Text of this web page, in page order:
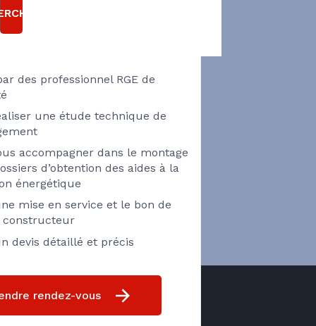
?
des professionnel RGE de
une étude technique de
accompagner dans le montage
d’obtention des aides à la
énergétique
mise en service et le bon de
constructeur
devis détaillé et précis
rendez-vous